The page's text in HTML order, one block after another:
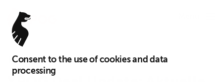
Consent to the use of cookies and data
processing
1. August 2023